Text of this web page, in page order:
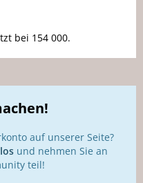
bei 154 000.
auf unserer Seite?
und nehmen Sie an
teil!